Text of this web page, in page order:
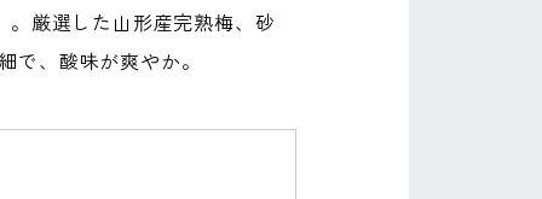
厳選した山形産完熟梅、砂
で、酸味が爽やか。